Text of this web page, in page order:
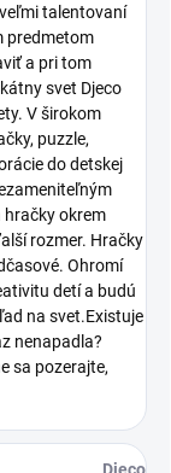
talentovaní
predmetom
a pri tom
svet Djeco
V širokom
puzzle,
do detskej
hračky okrem
rozmer. Hračky
Ohromí
detí a budú
na svet.Existuje
nenapadla?
sa pozerajte,